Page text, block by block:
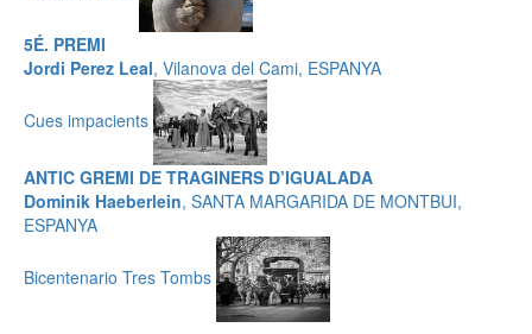
5É. PREMI
Jordi Perez Leal, Vilanova del Cami, ESPANYA
Cues impacients
ANTIC GREMI DE TRAGINERS D’IGUALADA
Dominik Haeberlein, SANTA MARGARIDA DE MONTBUI,
ESPANYA
Bicentenario Tres Tombs